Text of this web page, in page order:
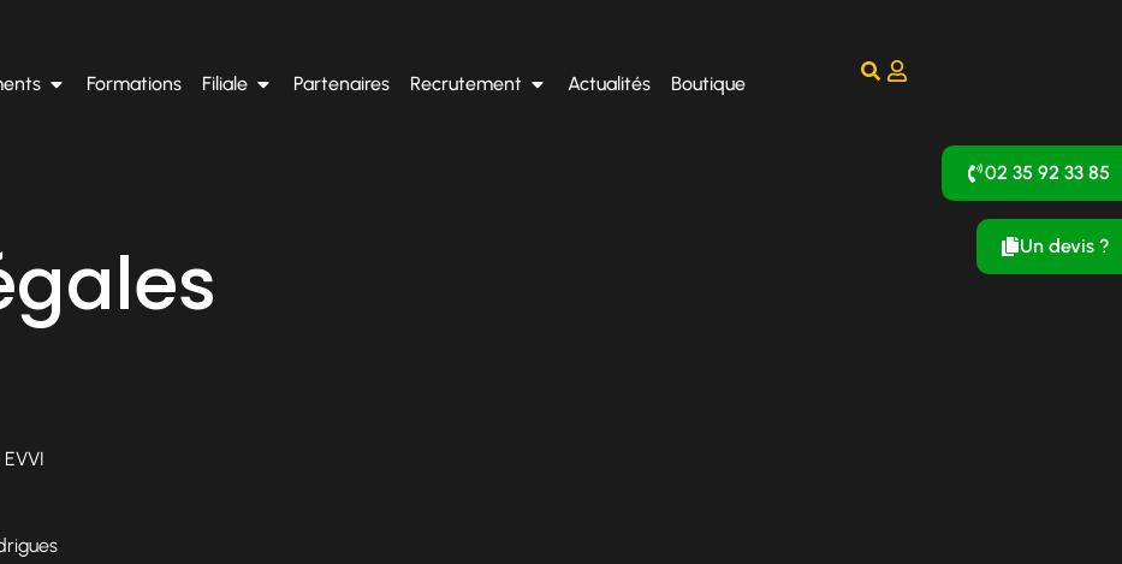
02 35 92 33 85
Un devis ?
Formations Filiale Partenaires Recrutement Actualités Boutique